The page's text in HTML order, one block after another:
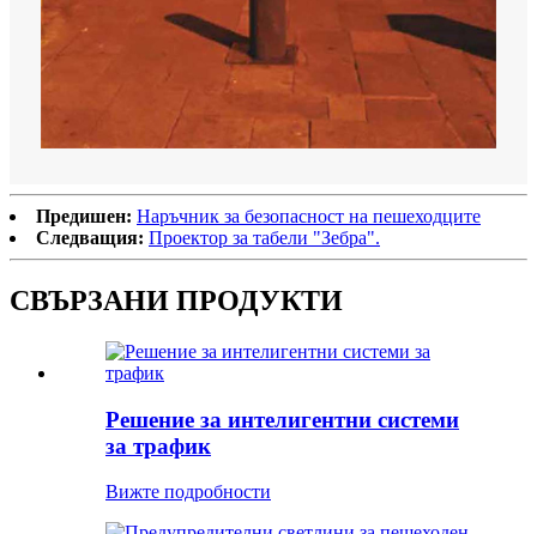
Предишен: Наръчник за безопасност на пешеходците
Следващия: Проектор за табели "Зебра".
СВЪРЗАНИ ПРОДУКТИ
Решение за интелигентни системи
за трафик
Вижте подробности